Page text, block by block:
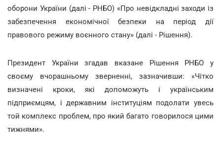
оборони України (далі - РНБО) «Про невідкладні заходи із
забезпечення економічної безпеки на період дії
правового режиму воєнного стану» (далі - Рішення).
Президент України згадав вказане Рішення РНБО у
своєму вчорашньому зверненні, зазначивши: «Чітко
визначені кроки, які допоможуть і українським
підприємцям, і державним інституціям подолати увесь
той комплекс проблем, про який багато говорилося цими
тижнями».